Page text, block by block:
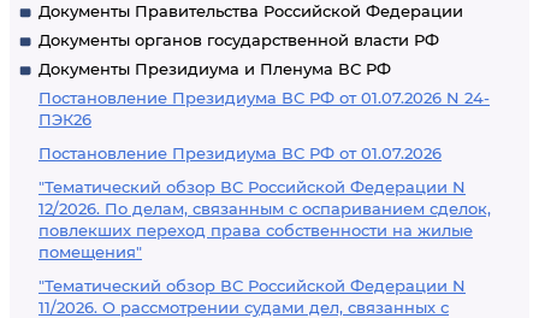
Документы Правительства Российской Федерации
Документы органов государственной власти РФ
Документы Президиума и Пленума ВС РФ
Постановление Президиума ВС РФ от 01.07.2026 N 24-
ПЭК26
Постановление Президиума ВС РФ от 01.07.2026
"Тематический обзор ВС Российской Федерации N
12/2026. По делам, связанным с оспариванием сделок,
повлекших переход права собственности на жилые
помещения"
"Тематический обзор ВС Российской Федерации N
11/2026. О рассмотрении судами дел, связанных с